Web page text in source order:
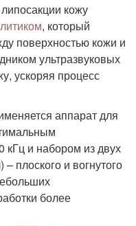
кожу
, который
поверхностью кожи и
ультразвуковых
ускоряя процесс
аппарат для
кГц и набором из двух
плоского и вогнутого
более